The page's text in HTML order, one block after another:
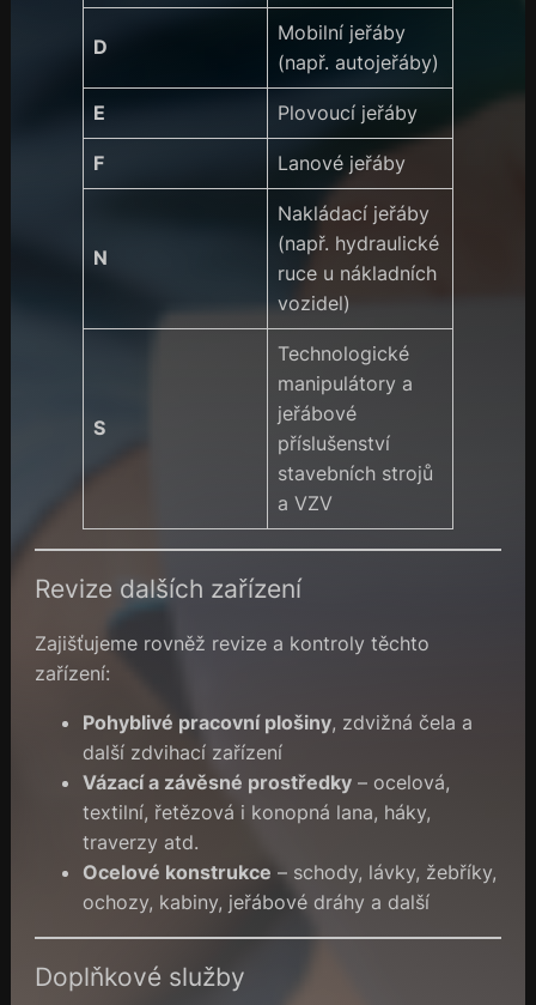
D
Mobilní jeřáby
(např. autojeřáby)
E Plovoucí jeřáby
F Lanové jeřáby
N
Nakládací jeřáby
(např. hydraulické
ruce u nákladních
vozidel)
S
Technologické
manipulátory a
jeřábové
příslušenství
stavebních strojů
a VZV
Revize dalších zařízení
Zajišťujeme rovněž revize a kontroly těchto
zařízení:
Pohyblivé pracovní plošiny, zdvižná čela a
další zdvihací zařízení
Vázací a závěsné prostředky– ocelová,
textilní, řetězová i konopná lana, háky,
traverzy atd.
Ocelové konstrukce – schody, lávky, žebříky,
ochozy, kabiny, jeřábové dráhy a další
Doplňkové služby